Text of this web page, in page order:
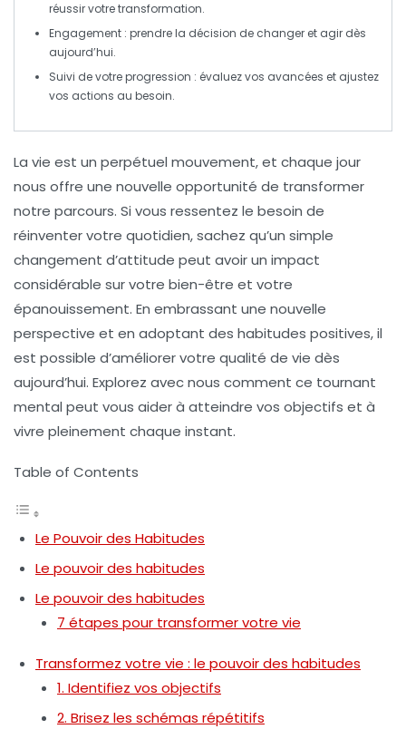
réussir votre transformation.
Engagement : prendre la décision de changer et agir dès
aujourd’hui.
Suivi de votre progression : évaluez vos avancées et ajustez
vos actions au besoin.
La vie est un perpétuel mouvement, et chaque jour
nous offre une nouvelle opportunité de transformer
notre parcours. Si vous ressentez le besoin de
réinventer votre quotidien, sachez qu’un simple
changement d’attitude peut avoir un impact
considérable sur votre bien-être et votre
épanouissement. En embrassant une nouvelle
perspective et en adoptant des habitudes positives, il
est possible d’améliorer votre qualité de vie dès
aujourd’hui. Explorez avec nous comment ce tournant
mental peut vous aider à atteindre vos objectifs et à
vivre pleinement chaque instant.
Table of Contents
Le Pouvoir des Habitudes
Le pouvoir des habitudes
Le pouvoir des habitudes
7 étapes pour transformer votre vie
Transformez votre vie : le pouvoir des habitudes
1. Identifiez vos objectifs
2. Brisez les schémas répétitifs